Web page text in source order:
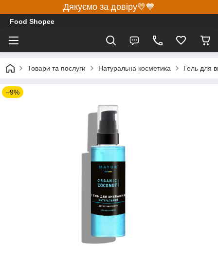
Дякуємо за довіру💛💙
Food Shopee
Товари та послуги Натуральна косметика Гель для
–9%